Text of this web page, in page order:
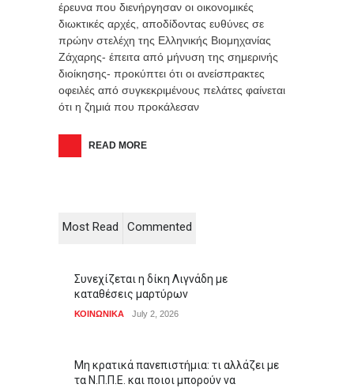
έρευνα που διενήργησαν οι οικονομικές
διωκτικές αρχές, αποδίδοντας ευθύνες σε
πρώην στελέχη της Ελληνικής Βιομηχανίας
Ζάχαρης- έπειτα από μήνυση της σημερινής
διοίκησης- προκύπτει ότι οι ανείσπρακτες
οφειλές από συγκεκριμένους πελάτες φαίνεται
ότι η ζημιά που προκάλεσαν
READ MORE
Most Read Commented
Συνεχίζεται η δίκη Λιγνάδη με
καταθέσεις μαρτύρων
ΚΟΙΝΩΝΙΚΑ July 2, 2026
Μη κρατικά πανεπιστήμια: τι αλλάζει με
τα Ν.Π.Π.Ε. και ποιοι μπορούν να